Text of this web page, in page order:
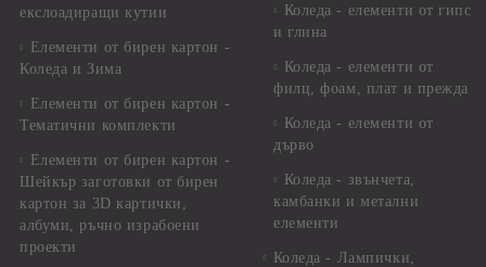
екслоадиращи кутии
Елементи от бирен картон -
Коледа и Зима
Елементи от бирен картон -
Тематични комплекти
Елементи от бирен картон -
Шейкър заготовки от бирен
картон за 3D картички,
албуми, ръчно израбоени
проекти
Коледа - елементи от гипс
и глина
Коледа - елементи от
филц, фоам, плат и прежда
Коледа - елементи от
дърво
Коледа - звънчета,
камбанки и метални
елементи
Коледа - Лампички,